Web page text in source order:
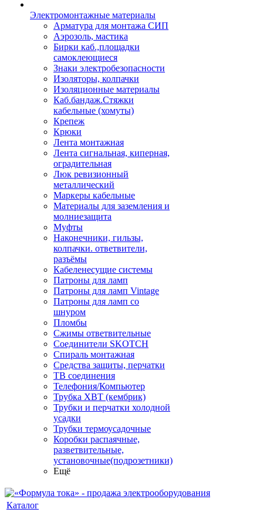
Электромонтажные материалы
Арматура для монтажа СИП
Аэрозоль, мастика
Бирки каб.,площадки
самоклеющиеся
Знаки электробезопасности
Изоляторы, колпачки
Изоляционные материалы
Каб.бандаж.Стяжки
кабельные (хомуты)
Крепеж
Крюки
Лента монтажная
Лента сигнальная, киперная,
оградительная
Люк ревизионный
металлический
Маркеры кабельные
Материалы для заземления и
молниезащита
Муфты
Наконечники, гильзы,
колпачки. ответвители,
разъёмы
Кабеленесущие системы
Патроны для ламп
Патроны для ламп Vintage
Патроны для ламп со
шнуром
Пломбы
Сжимы ответвительные
Соединители SKOTCH
Спираль монтажная
Средства защиты, перчатки
ТВ соединения
Телефония/Компьютер
Трубка ХВТ (кембрик)
Трубки и перчатки холодной
усадки
Трубки термоусадочные
Коробки распаячные,
разветвительные,
установочные(подрозетники)
Ещё
Каталог